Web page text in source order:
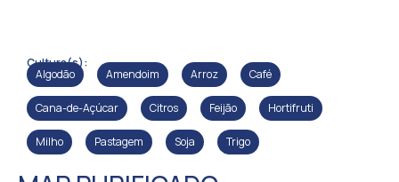
Cultura(s):
Algodão Amendoim Arroz Café
Cana-de-Açúcar Citros Feijão Hortifruti
Milho Pastagem Soja Trigo